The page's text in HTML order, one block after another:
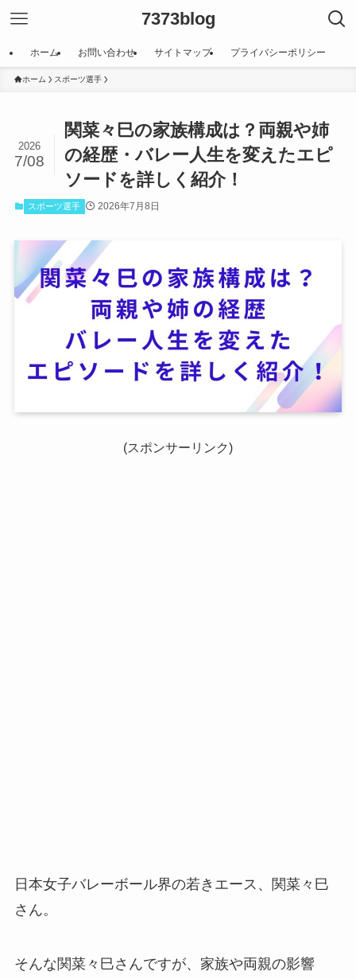
7373blog
ホーム お問い合わせ サイトマップ プライバシーポリシー
ホーム スポーツ選手
関菜々巳の家族構成は？両親や姉
の経歴・バレー人生を変えたエピ
ソードを詳しく紹介！
2026
7/08
スポーツ選手 2026年7月8日
(スポンサーリンク)
日本女子バレーボール界の若きエース、関菜々巳
さん。
そんな関菜々巳さんですが、家族や両親の影響